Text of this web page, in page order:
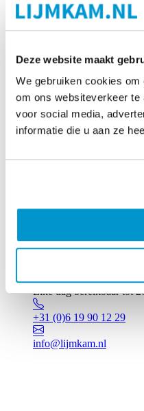
Deze website maakt
We gebruiken cookies
om ons websiteverkeer
voor social media,
informatie die u aan ze
Merken
Elke dag bereikbaar tot
+31 (0)6 19 90 12 29
info@lijmkam.nl